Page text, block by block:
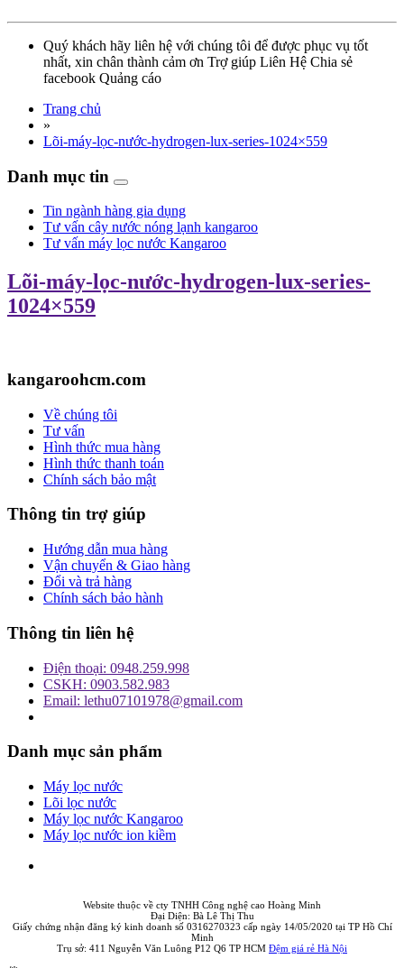
Quý khách hãy liên hệ với chúng tôi để được phục vụ tốt
nhất, xin chân thành cảm ơn Trợ giúp Liên Hệ Chia sẻ
facebook Quảng cáo
Trang chủ
»
Lõi-máy-lọc-nước-hydrogen-lux-series-1024×559
Danh mục tin
Tin ngành hàng gia dụng
Tư vấn cây nước nóng lạnh kangaroo
Tư vấn máy lọc nước Kangaroo
Lõi-máy-lọc-nước-hydrogen-lux-series-
1024×559
kangaroohcm.com
Về chúng tôi
Tư vấn
Hình thức mua hàng
Hình thức thanh toán
Chính sách bảo mật
Thông tin trợ giúp
Hướng dẫn mua hàng
Vận chuyển & Giao hàng
Đổi và trả hàng
Chính sách bảo hành
Thông tin liên hệ
Điện thoại: 0948.259.998
CSKH: 0903.582.983
Email: lethu07101978@gmail.com
Danh mục sản phẩm
Máy lọc nước
Lõi lọc nước
Máy lọc nước Kangaroo
Máy lọc nước ion kiềm
Website thuộc về cty TNHH Công nghệ cao Hoàng Minh
Đại Diện: Bà Lê Thị Thu
Giấy chứng nhận đăng ký kinh doanh số 0316270323 cấp ngày 14/05/2020 tại TP Hồ Chí
Minh
Trụ sở: 411 Nguyễn Văn Luông P12 Q6 TP HCM Đệm giá rẻ Hà Nội